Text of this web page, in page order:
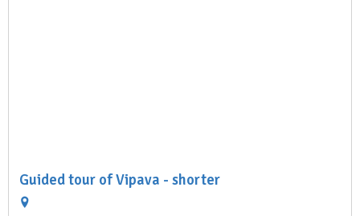
Guided tour of Vipava - shorter